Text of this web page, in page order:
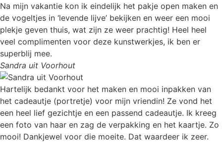
Na mijn vakantie kon ik eindelijk het pakje open maken en
de vogeltjes in ‘levende lijve’ bekijken en weer een mooi
plekje geven thuis, wat zijn ze weer prachtig! Heel heel
veel complimenten voor deze kunstwerkjes, ik ben er
superblij mee.
Sandra uit Voorhout
Hartelijk bedankt voor het maken en mooi inpakken van
het cadeautje (portretje) voor mijn vriendin! Ze vond het
een heel lief gezichtje en een passend cadeautje. Ik kreeg
een foto van haar en zag de verpakking en het kaartje. Zo
mooi! Dankjewel voor die moeite. Dat waardeer ik zeer.